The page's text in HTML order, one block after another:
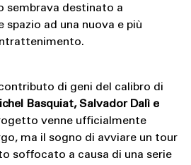
sembrava destinato a
spazio ad una nuova e più
di geni del calibro di
Basquiat, Salvador Dalì e
venne ufficialmente
ma il sogno di avviare un tour
soffocato a causa di una serie